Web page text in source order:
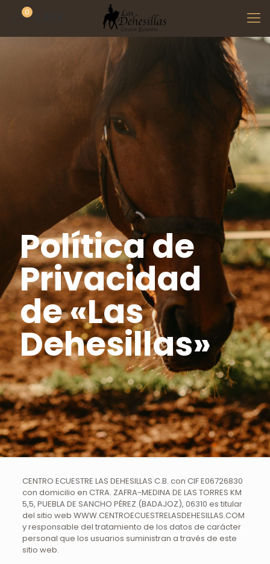
0
Política de
Privacidad
de «Las
Dehesillas»
CENTRO ECUESTRE LAS DEHESILLAS C.B. con CIF E06726830
con domicilio en CTRA. ZAFRA-MEDINA DE LAS TORRES KM
5,5, PUEBLA DE SANCHO PÉREZ (BADAJOZ), 06310 es titular
del sitio web WWW.CENTROECUESTRELASDEHESILLAS.COM
y responsable del tratamiento de los datos de carácter
personal que los usuarios suministran a través de este
sitio web.